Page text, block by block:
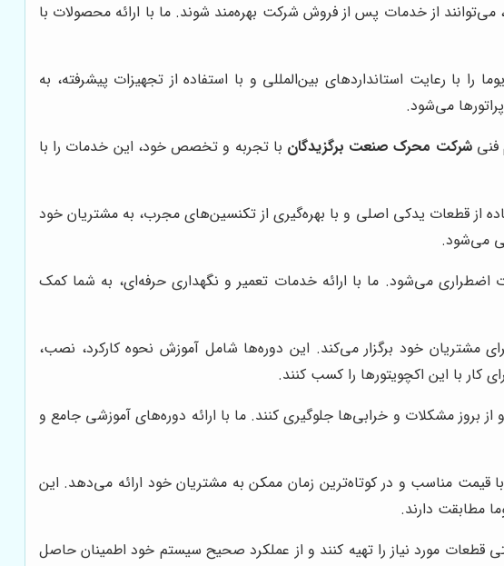
از خدمات پس از فروش شرکت بهره‌مند شوند. ما با ارائه محصولات با
را با رعایت استانداردهای بین‌المللی و با استفاده از تجهیزات پیشرفته، به
می‌شود.
فنیشرکت محرک صنعت برگزیدگان با تجربه و تخصص خود، این خدمات را با
از قطعات یدکی اصلی و با بهره‌گیری از تکنسین‌های مجرب، به مشتریان خود
می‌شود.
می‌شود. ما با ارائه خدمات تعمیر و نگهداری حرفه‌ای، به شما کمک
مشتریان خود برگزار می‌کند. این دوره‌ها شامل آموزش نحوه کارکرد، نصب،
کار با این اکچویتورها را کسب کنند.
بروز مشکلات و خرابی‌ها جلوگیری کنند. ما با ارائه دوره‌های آموزشی جامع و
قیمت مناسب و در کوتاه‌ترین زمان ممکن به مشتریان خود ارائه می‌دهد. این
مطابقت دارند.
مورد نیاز را تهیه کنند و از عملکرد صحیح سیستم خود اطمینان حاصل